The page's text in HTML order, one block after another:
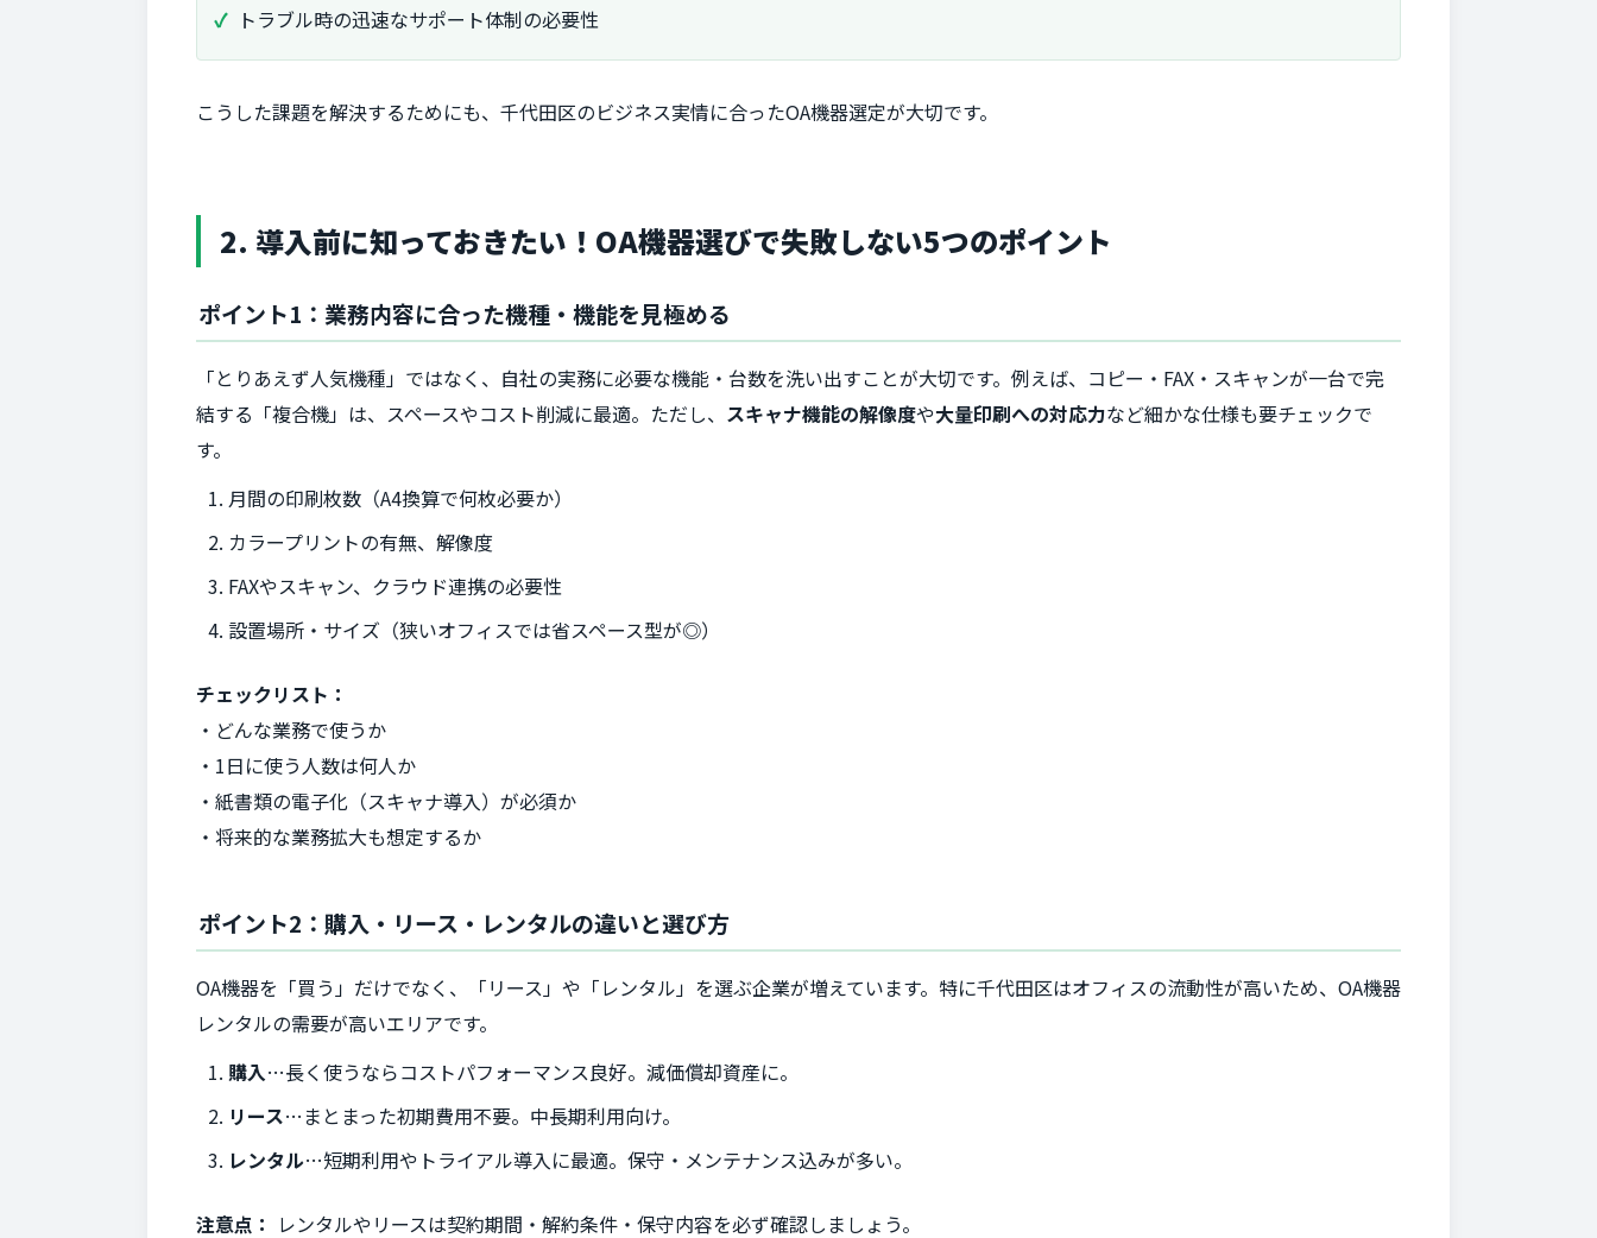
トラブル時の迅速なサポート体制の必要性
こうした課題を解決するためにも、千代田区のビジネス実情に合ったOA機器選定が大切です。
2. 導入前に知っておきたい！OA機器選びで失敗しない5つのポイント
ポイント1：業務内容に合った機種・機能を見極める
「とりあえず人気機種」ではなく、自社の実務に必要な機能・台数を洗い出すことが大切です。例えば、コピー・FAX・スキャンが一台で完
結する「複合機」は、スペースやコスト削減に最適。ただし、 スキャナ機能の解像度や大量印刷への対応力など細かな仕様も要チェックで
す。
月間の印刷枚数（A4換算で何枚必要か）
カラープリントの有無、解像度
FAXやスキャン、クラウド連携の必要性
設置場所・サイズ（狭いオフィスでは省スペース型が◎）
チェックリスト：
・どんな業務で使うか
・1日に使う人数は何人か
・紙書類の電子化（スキャナ導入）が必須か
・将来的な業務拡大も想定するか
ポイント2：購入・リース・レンタルの違いと選び方
OA機器を「買う」だけでなく、「リース」や「レンタル」を選ぶ企業が増えています。特に千代田区はオフィスの流動性が高いため、OA機器
レンタルの需要が高いエリアです。
購入…長く使うならコストパフォーマンス良好。減価償却資産に。
リース…まとまった初期費用不要。中長期利用向け。
レンタル…短期利用やトライアル導入に最適。保守・メンテナンス込みが多い。
注意点： レンタルやリースは契約期間・解約条件・保守内容を必ず確認しましょう。